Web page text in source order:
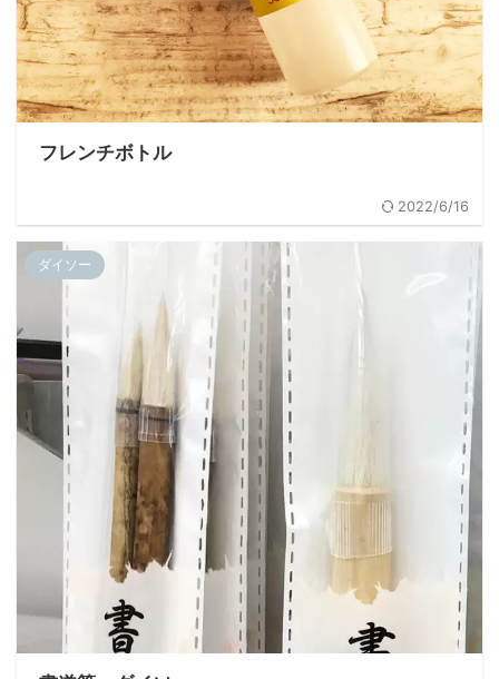
フレンチボトル
2022/6/16
ダイソー